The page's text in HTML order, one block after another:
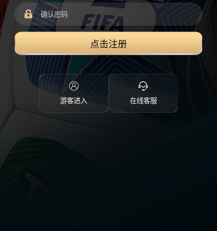
点击注册
游客进入 在线客服